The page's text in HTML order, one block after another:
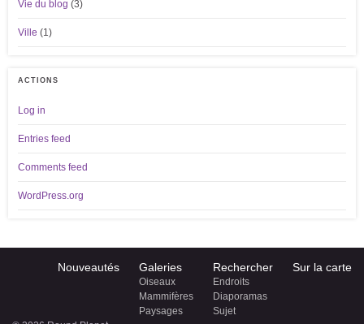
Vie du blog (3)
Ville (1)
ACTIONS
Log in
Entries feed
Comments feed
WordPress.org
Nouveautés Galeries
Oiseaux
Mammifères
Paysages
Rechercher
Endroits
Diaporamas
Sujet
Sur la carte